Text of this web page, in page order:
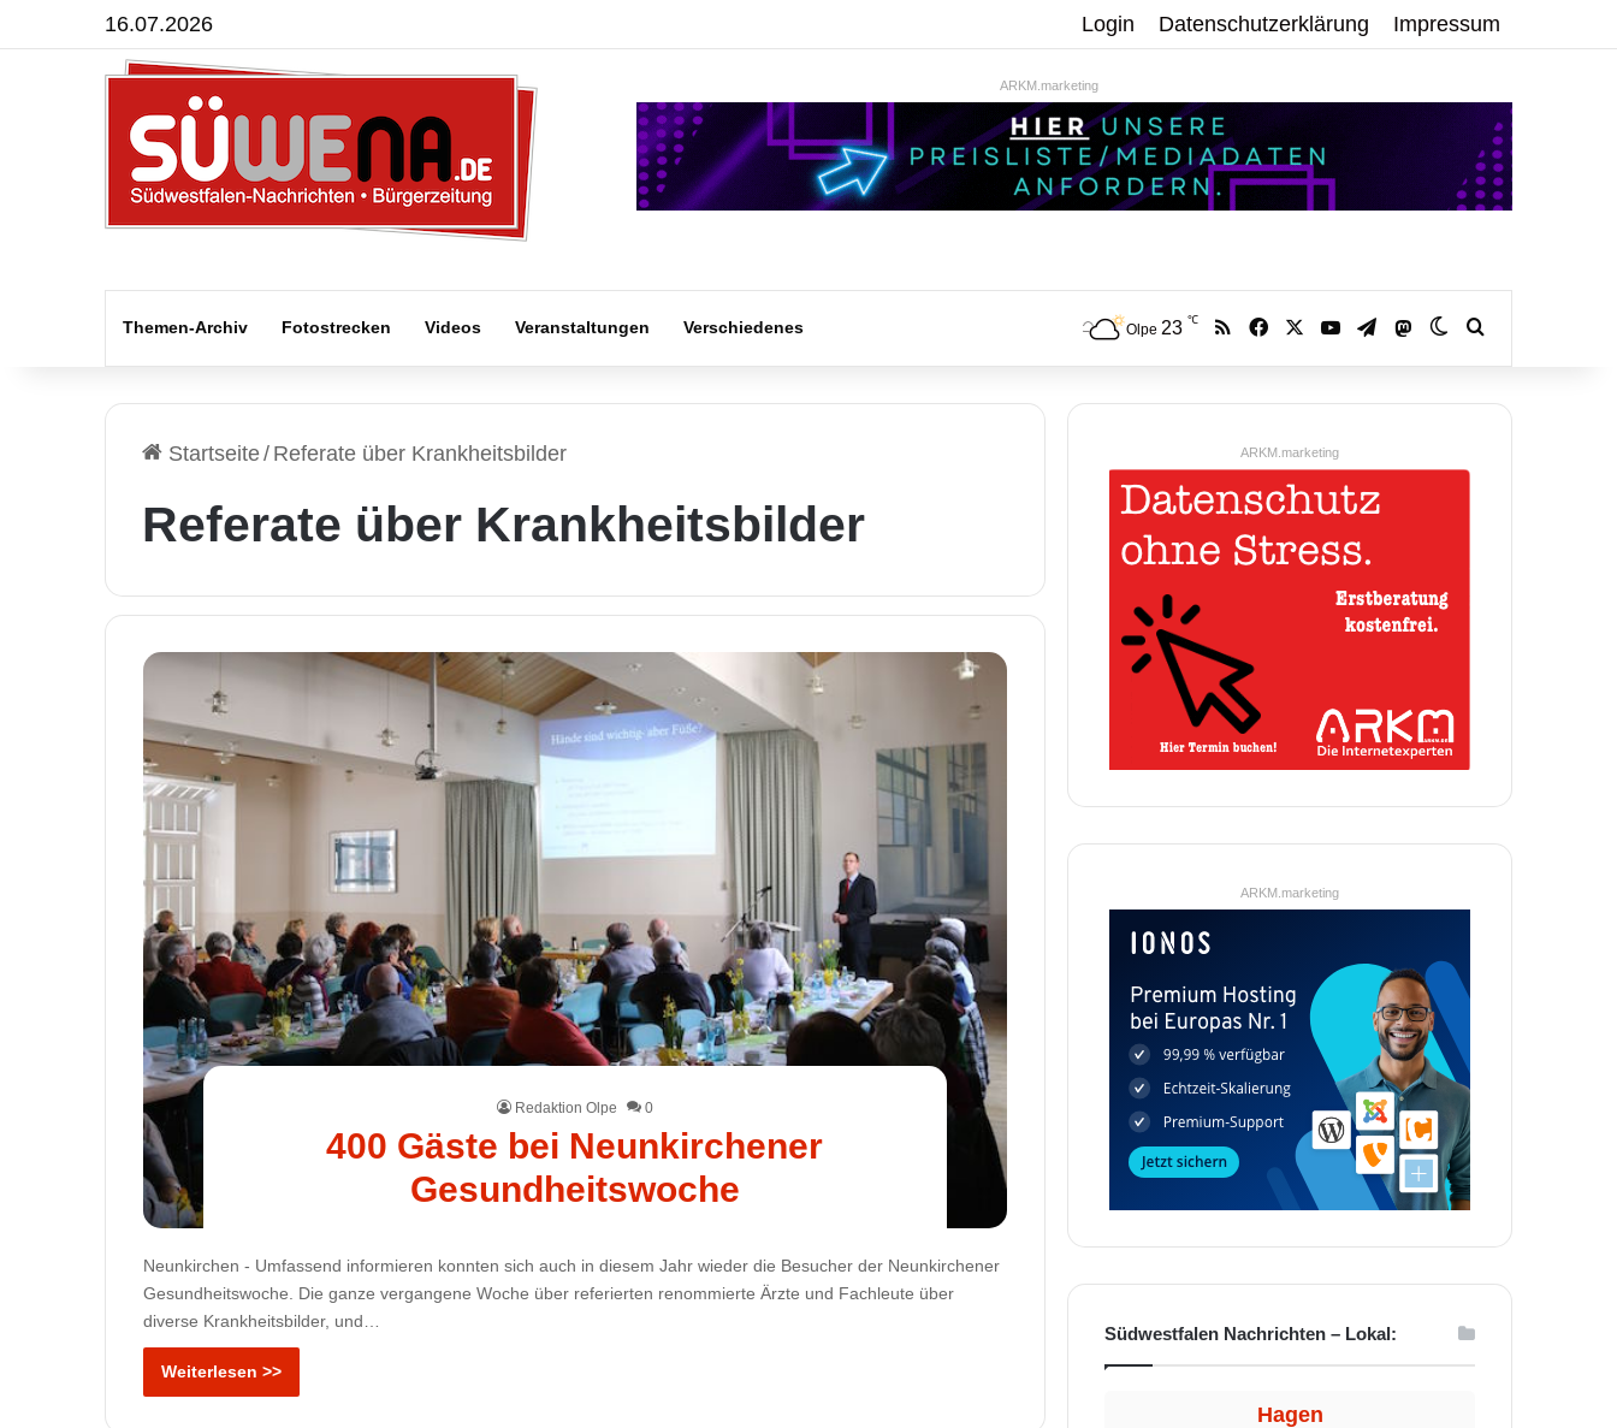
16.07.2026 Login Datenschutzerklärung Impressum
ARKM.marketing
Themen-Archiv Fotostrecken Videos Veranstaltungen Verschiedenes Olpe 23 ℃ RSS Facebook YouTubeTelegramMastodonSkin umschalten
Startseite/ Referate über Krankheitsbilder
Referate über Krankheitsbilder
Redaktion Olpe 0
400 Gäste bei Neunkirchener
Gesundheitswoche
Neunkirchen - Umfassend informieren konnten sich auch in diesem Jahr wieder die Besucher der Neunkirchener
Gesundheitswoche. Die ganze vergangene Woche über referierten renommierte Ärzte und Fachleute über
diverse Krankheitsbilder, und…
Weiterlesen >>
ARKM.marketing
ARKM.marketing
Südwestfalen Nachrichten – Lokal:
Hagen